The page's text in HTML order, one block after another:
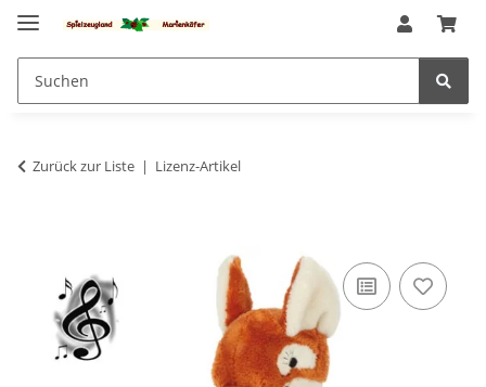
Zurück zur Liste Lizenz-Artikel